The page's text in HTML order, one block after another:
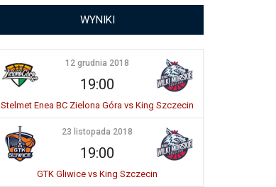
WYNIKI
12 grudnia 2018
19:00
Stelmet Enea BC Zielona Góra vs King Szczecin
23 listopada 2018
19:00
GTK Gliwice vs King Szczecin